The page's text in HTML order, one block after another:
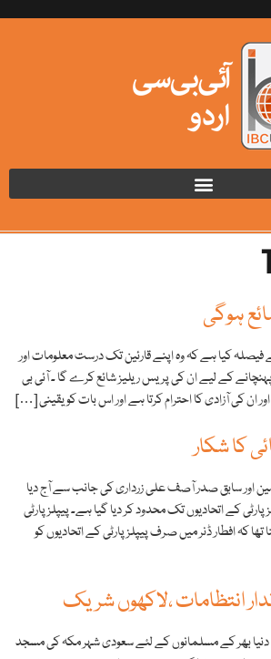
ہوگی
فیصلہ کیا ہے کہ وہ اپنے قارئین تک درست معلومات اور
کے لیے ان کی پریس ریلیز شائع کرے گا ۔ آئی بی
ان کی آزادی کا احترام کرتا ہے اور اس بات کو یقینی […]
کا شکار
اور سابق صدر آصف علی زرداری کی جانب سے آج دیا
پارٹی کے اتحادیوں تک محدود کر دیا گیا ہے۔ پیپلز پارٹی
تھا کہ افطار ڈنر میں صرف پیپلز پارٹی کے اتحادیوں کو
انتظامات ،لاکھوں شریک
بھر کے مسلمانوں کے لئے سعودی شہر مکہ کی مسجد